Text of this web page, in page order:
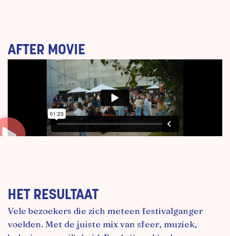
AFTER MOVIE
HET RESULTAAT
Vele bezoekers die zich meteen festivalganger
voelden. Met de juiste mix van sfeer, muziek,